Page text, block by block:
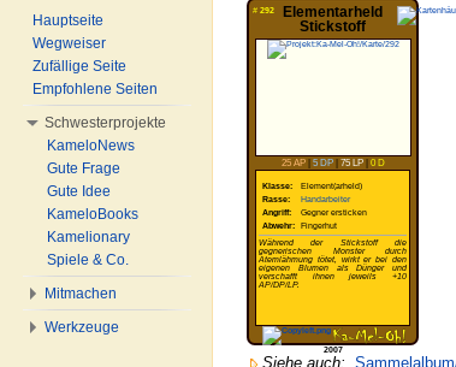
# 292
Elementarheld
Stickstoff
25 AP| 5 DP| 75 LP| 0 D
Klasse:
Element(arheld)
Rasse:
Handarbeiter
Angriff:
Gegner ersticken
Abwehr:
Fingerhut
Während der Stickstoff die
gegnerischen Monster durch
Atemlähmung tötet, wirkt er bei den
eigenen Blumen als Dünger und
verschafft ihnen jeweils +10
AP/DP/LP.
2007
Siehe auch:
Hauptseite
Wegweiser
Zufällige Seite
Empfohlene Seiten
Schwesterprojekte
KameloNews
Gute Frage
Gute Idee
KameloBooks
Kamelionary
Spiele & Co.
Mitmachen
Werkzeuge